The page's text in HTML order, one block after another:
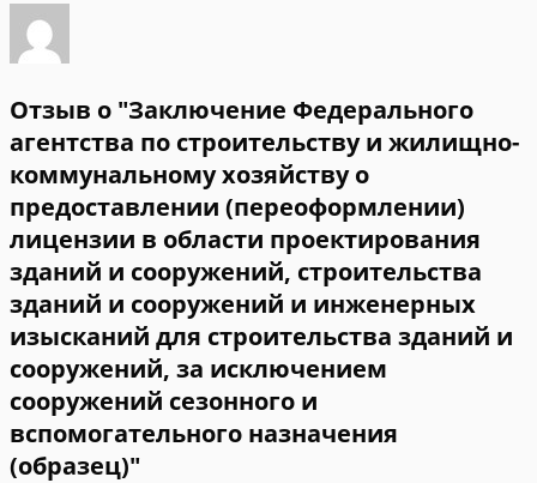
Отзыв о "Заключение Федерального
агентства по строительству и жилищно-
коммунальному хозяйству о
предоставлении (переоформлении)
лицензии в области проектирования
зданий и сооружений, строительства
зданий и сооружений и инженерных
изысканий для строительства зданий и
сооружений, за исключением
сооружений сезонного и
вспомогательного назначения
(образец)"